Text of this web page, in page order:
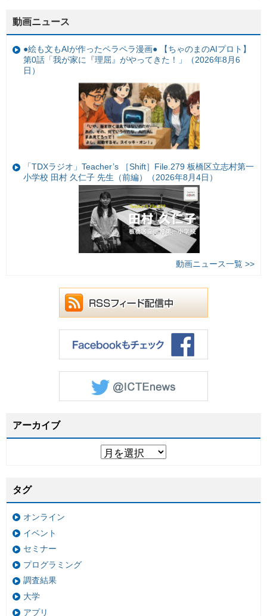
動画ニュース
●絵も文もAIが作ったペラペラ漫画● 【ちゃのまのAIプロト】
第0話「我が家に『理屈』がやってきた！」（2026年8月6
日）
「TDXラジオ」Teacher’s ［Shift］File.279 板橋区立志村第一
小学校 田村 久仁子 先生（前編）（2026年8月4日）
動画ニュース一覧 >>
アーカイブ
タグ
オンライン
イベント
セミナー
プログラミング
調査結果
大学
アプリ